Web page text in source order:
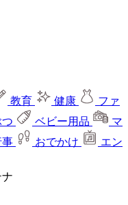
教育 健康
ファ
ベビー用品
マ
事 おでかけ
エン